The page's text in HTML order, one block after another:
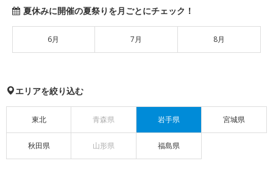
夏休みに開催の夏祭りを月ごとにチェック！
6月 7月 8月
エリアを絞り込む
東北 青森県 岩手県 宮城県
秋田県 山形県 福島県